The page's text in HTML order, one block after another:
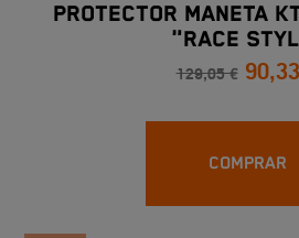
PROTECTOR MANETA
"RACE
129,05 €
COMPRAR